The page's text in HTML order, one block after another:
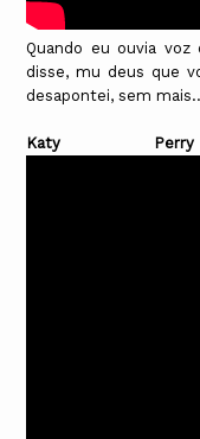
Quando eu ouvia
disse, mu deus que
desapontei, sem
Katy